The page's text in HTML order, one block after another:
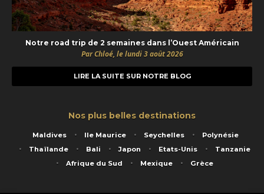
Notre road trip de 2 semaines dans l’Ouest Américain
Par Chloé, le lundi 3 août 2026
LIRE LA SUITE SUR NOTRE BLOG
Nos plus belles destinations
Maldives Ile Maurice Seychelles
Polynésie
Thaïlande
Bali Japon Etats-Unis
Tanzanie
Afrique du Sud
Mexique Grèce